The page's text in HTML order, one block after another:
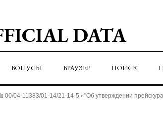
DATA
БОНУСЫ БРАУЗЕР ПОИСК
00/04-11383/01-14/21-14-5 «"Об утверждении